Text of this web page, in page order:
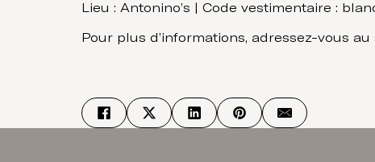
Lieu : Antonino’s | Code vestimentaire :
Pour plus d’informations, adressez-vous